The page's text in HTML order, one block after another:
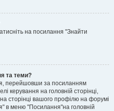
на посилання "Знайти
та теми?
перейшовши за посиланням
керування на головній сторінці,
сторінці вашого профілю на форумі
в меню "Посилання"на головній